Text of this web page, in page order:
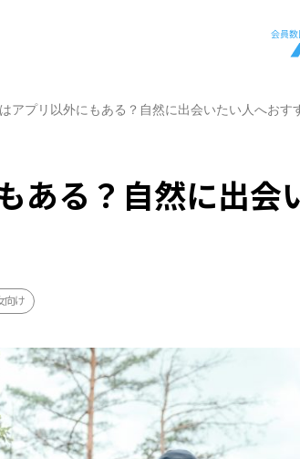
アプリ以外にもある？自然に出会いたい人へおす
ある？自然に出会
向け